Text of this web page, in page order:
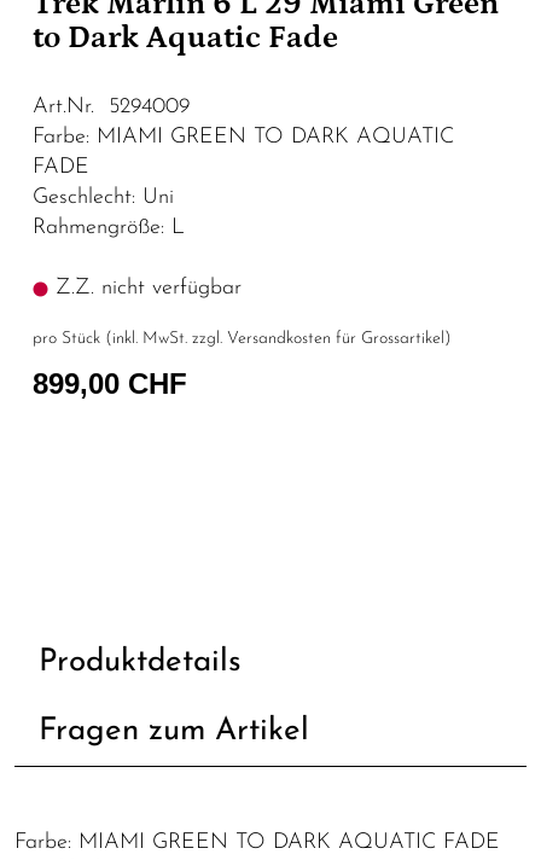
to Dark Aquatic Fade
Art.Nr. 5294009
Farbe: MIAMI GREEN TO DARK AQUATIC
FADE
Geschlecht: Uni
Rahmengröße: L
Z.Z. nicht verfügbar
pro Stück (inkl. MwSt. zzgl. Versandkosten für Grossartikel )
899,00 CHF
Produktdetails
Fragen zum Artikel
Farbe: MIAMI GREEN TO DARK AQUATIC FADE